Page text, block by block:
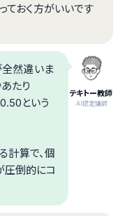
ておく方がいいです
テキトー教師
.AI認定講師
然違いま
たり
という
計算で、個
圧倒的にコ